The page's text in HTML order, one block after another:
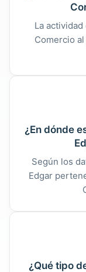
La
Comercio
¿En dónde
Según los
Edgar
¿Qué tipo